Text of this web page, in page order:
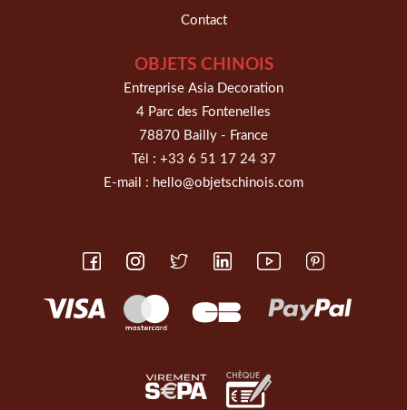
Contact
OBJETS CHINOIS
Entreprise Asia Decoration
4 Parc des Fontenelles
78870 Bailly - France
Tél : +33 6 51 17 24 37
E-mail : hello@objetschinois.com